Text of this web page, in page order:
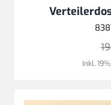
Inkl.